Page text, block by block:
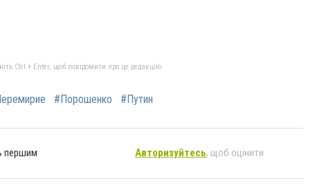
Ctrl + Enter, щоб повідомити про це редакцію
#Порошенко #Путин
першим Авторизуйтесь, щоб оцінити